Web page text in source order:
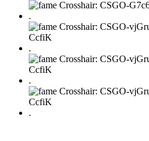
.
.
.
.